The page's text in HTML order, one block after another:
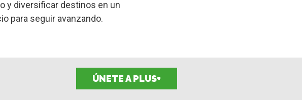
y diversificar destinos en un
para seguir avanzando.
ÚNETE A PLUS+